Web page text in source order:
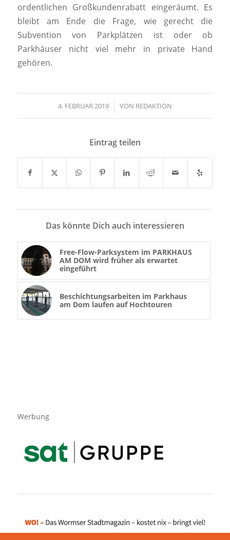
ordentlichen Großkundenrabatt eingeräumt. Es
bleibt am Ende die Frage, wie gerecht die
Subvention von Parkplätzen ist oder ob
Parkhäuser nicht viel mehr in private Hand
gehören.
4. FEBRUAR 2019
/ VON REDAKTION
Eintrag teilen
Das könnte Dich auch interessieren
Free-Flow-Parksystem im PARKHAUS
AM DOM wird früher als erwartet
eingeführt
Beschichtungsarbeiten im Parkhaus
am Dom laufen auf Hochtouren
Werbung